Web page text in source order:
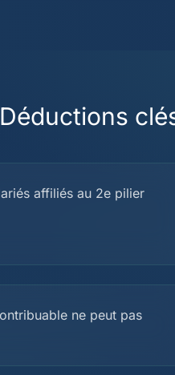
Déductions
affiliés au 2e pilier
ne peut pas